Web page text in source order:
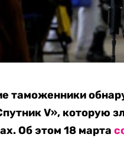
таможенники
V», которую
Об этом 18 марта